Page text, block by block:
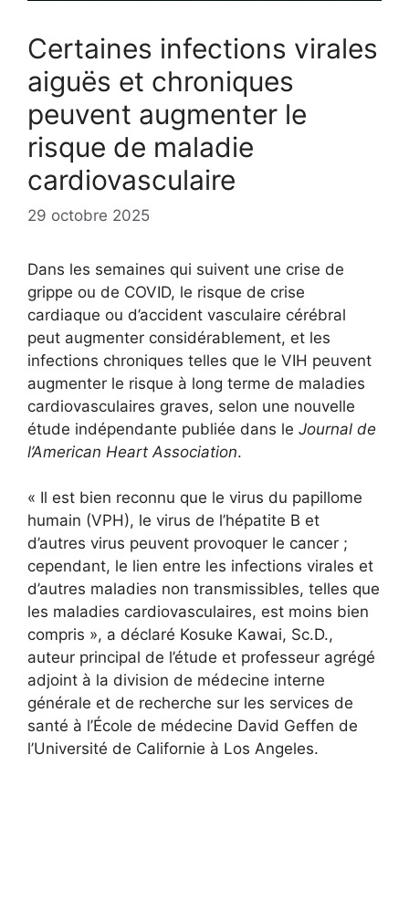
Certaines infections virales
aiguës et chroniques
peuvent augmenter le
risque de maladie
cardiovasculaire
29 octobre 2025
Dans les semaines qui suivent une crise de
grippe ou de COVID, le risque de crise
cardiaque ou d’accident vasculaire cérébral
peut augmenter considérablement, et les
infections chroniques telles que le VIH peuvent
augmenter le risque à long terme de maladies
cardiovasculaires graves, selon une nouvelle
étude indépendante publiée dans le Journal de
l’American Heart Association.
« Il est bien reconnu que le virus du papillome
humain (VPH), le virus de l’hépatite B et
d’autres virus peuvent provoquer le cancer ;
cependant, le lien entre les infections virales et
d’autres maladies non transmissibles, telles que
les maladies cardiovasculaires, est moins bien
compris », a déclaré Kosuke Kawai, Sc.D.,
auteur principal de l’étude et professeur agrégé
adjoint à la division de médecine interne
générale et de recherche sur les services de
santé à l’École de médecine David Geffen de
l’Université de Californie à Los Angeles.